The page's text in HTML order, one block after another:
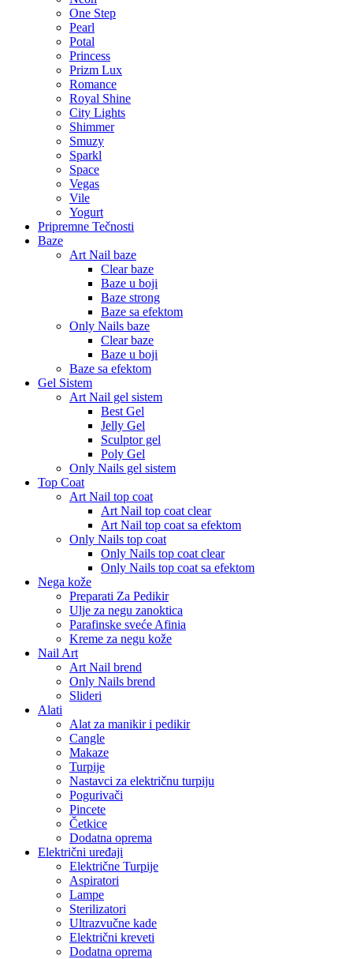
One Step
Pearl
Potal
Princess
Prizm Lux
Romance
Royal Shine
City Lights
Shimmer
Smuzy
Sparkl
Space
Vegas
Vile
Yogurt
Pripremne Tečnosti
Baze
Art Nail baze
Clear baze
Baze u boji
Baze strong
Baze sa efektom
Only Nails baze
Clear baze
Baze u boji
Baze sa efektom
Gel Sistem
Art Nail gel sistem
Best Gel
Jelly Gel
Sculptor gel
Poly Gel
Only Nails gel sistem
Top Coat
Art Nail top coat
Art Nail top coat clear
Art Nail top coat sa efektom
Only Nails top coat
Only Nails top coat clear
Only Nails top coat sa efektom
Nega kože
Preparati Za Pedikir
Ulje za negu zanoktica
Parafinske sveće Afinia
Kreme za negu kože
Nail Art
Art Nail brend
Only Nails brend
Slideri
Alati
Alat za manikir i pedikir
Cangle
Makaze
Turpije
Nastavci za električnu turpiju
Pogurivači
Pincete
Četkice
Dodatna oprema
Električni uređaji
Električne Turpije
Aspiratori
Lampe
Sterilizatori
Ultrazvučne kade
Električni kreveti
Dodatna oprema